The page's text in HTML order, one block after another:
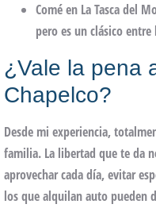
Comé en La Tasca del
pero es un clásico entre
¿Vale la pena
Chapelco?
Desde mi experiencia,
familia. La libertad que te da
aprovechar cada día, evitar
los que alquilan auto pueden